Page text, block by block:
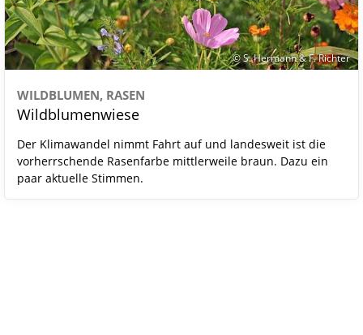
© S. Hermann & F. Richter
WILDBLUMEN, RASEN
Wildblumenwiese
Der Klimawandel nimmt Fahrt auf und landesweit ist die
vorherrschende Rasenfarbe mittlerweile braun. Dazu ein
paar aktuelle Stimmen.